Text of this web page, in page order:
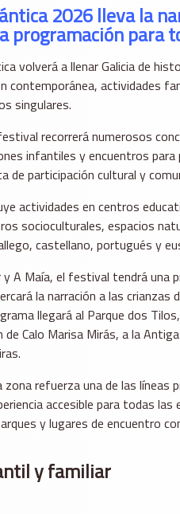
2026 lleva la
programación para
volverá a llenar Galicia de
contemporánea, actividades
singulares.
recorrerá numerosos
infantiles y encuentros
de participación cultural y
actividades en centros
socioculturales, espacios
castellano, portugués y
y A Maía, el festival tendrá una
la narración a las crianzas
llegará al Parque dos
de Calo Marisa Mirás, a la
refuerza una de las líneas
accesible para todas
y lugares de encuentro
y familiar